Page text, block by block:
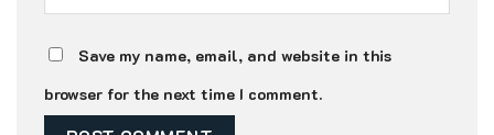
Save my name, email, and website in this
browser for the next time I comment.